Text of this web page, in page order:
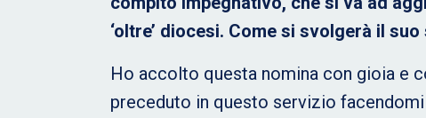
‘oltre’ diocesi. Come si svolgerà il
Ho accolto questa nomina con gioia e
preceduto in questo servizio